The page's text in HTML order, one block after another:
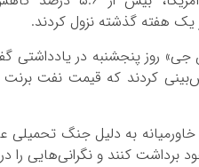
هفته گذشته نزول کردند.
روز پنجشنبه در یادداشتی
به دلیل جنگ تحمیلی
برداشت کنند و نگرانی‌هایی را